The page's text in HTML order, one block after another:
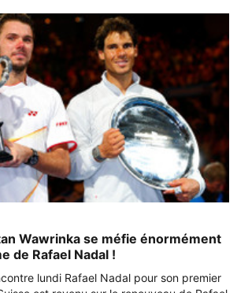
Wawrinka se méfie énormément
de Rafael Nadal !
lundi Rafael Nadal pour son premier